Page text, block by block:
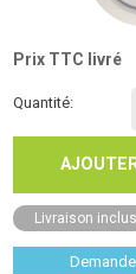
Prix TTC livré
Quantité:
Livraison